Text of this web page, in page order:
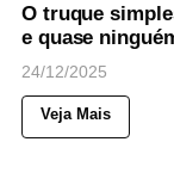
O truque
e quase
24/12/2025
Veja Mais